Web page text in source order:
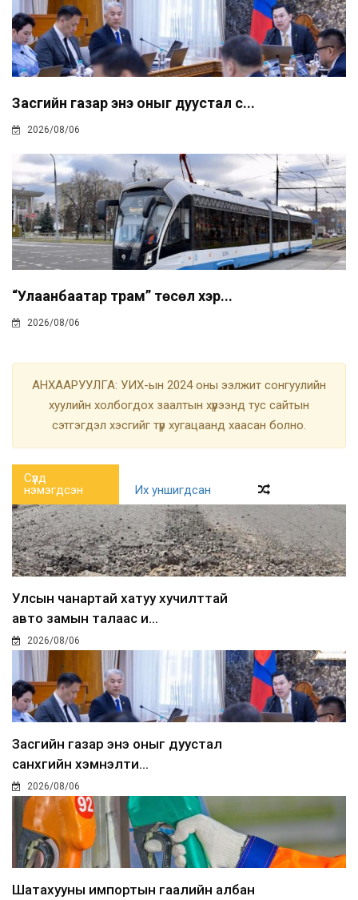
Засгийн газар энэ оныг дуустал с...
2026/08/06
“Улаанбаатар трам” төсөл хэр...
2026/08/06
АНХААРУУЛГА: УИХ-ын 2024 оны ээлжит сонгуулийн
хуулийн холбогдох заалтын хүрээнд тус сайтын
сэтгэгдэл хэсгийг түр хугацаанд хаасан болно.
Сүүлд
нэмэгдсэн
Их уншигдсан
Улсын чанартай хатуу хучилттай
авто замын талаас и...
2026/08/06
Засгийн газар энэ оныг дуустал
санхүүгийн хэмнэлти...
2026/08/06
Шатахууны импортын гаалийн албан